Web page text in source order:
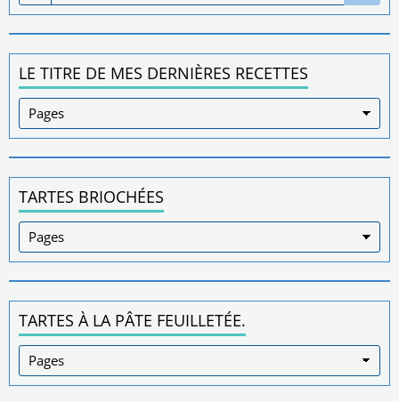
LE TITRE DE MES DERNIÈRES RECETTES
TARTES BRIOCHÉES
TARTES À LA PÂTE FEUILLETÉE.